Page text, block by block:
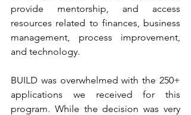
provide mentorship, and access
resources related to finances, business
management, process improvement,
and technology.
BUILD was overwhelmed with the 250+
applications we received for this
program. While the decision was very